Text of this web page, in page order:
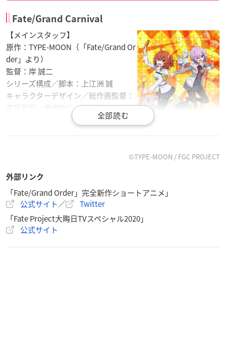
Fate/Grand Carnival
【メインスタッフ】
原作：TYPE-MOON（「Fate/Grand Or
der」より）
監督：岸 誠二
シリーズ構成／脚本：上江洲 誠
キャラクターデザイン／総作画監督：
森田和明・廣瀬智仁
キャラクターデザイン協力：武梨えり
美術監督：宮越 歩
色彩設計：竹川美緒
撮影監督：國井智行
アニメーションプロデューサー：比嘉勇二
アニメーション制作：Lerche
©TYPE-MOON / FGC PROJECT
外部リンク
「Fate/Grand Order」完全新作ショートアニメ」
公式サイト／
Twitter
「Fate Project大晦日TVスペシャル2020」
公式サイト